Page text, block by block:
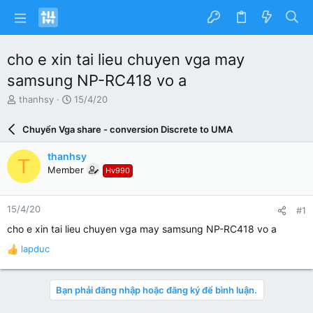
cho e xin tai lieu chuyen vga may
samsung NP-RC418 vo a
N
i
k
h
ở
i
t
thanhsy
N
y
ử
i
15/4/20
Chuyển Vga share - conversion Discrete to UMA
T thanhsy
Member Hv990
15/4/20 #1
cho e xin tai lieu chuyen vga may samsung NP-RC418 vo a
R
e
lapduc
Bạn phải đăng nhập hoặc đăng ký để bình luận.